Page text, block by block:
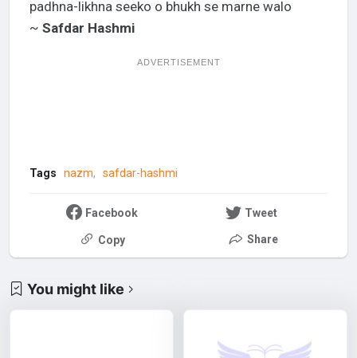
padhna-likhna seeko o bhukh se marne walo
~ Safdar Hashmi
ADVERTISEMENT
Tags nazm safdar-hashmi
Facebook Tweet
Copy Share
You might like